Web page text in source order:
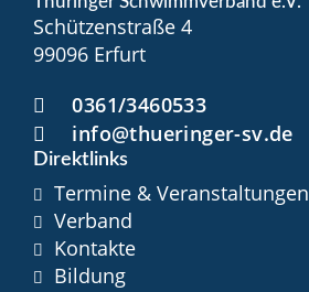
Schützenstraße 4
99096 Erfurt
0361/3460533
info@thueringer-sv.de
Direktlinks
Termine & Veranstaltungen
Verband
Kontakte
Bildung